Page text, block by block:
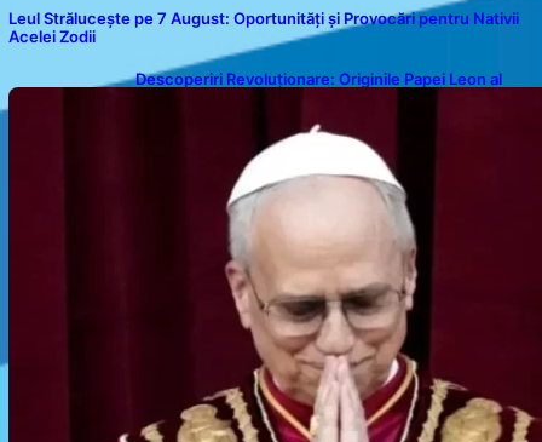
Leul Strălucește pe 7 August: Oportunități și Provocări pentru Nativii
Acelei Zodii
Descoperiri Revoluționare: Originile Papei Leon al